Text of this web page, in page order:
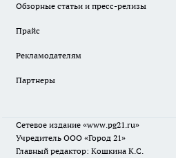
Обзорные статьи и пресс-релизы
Прайс
Рекламодателям
Партнеры
Сетевое издание «www.pg21.ru»
Учредитель ООО «Город 21»
Главный редактор: Кошкина К.С.